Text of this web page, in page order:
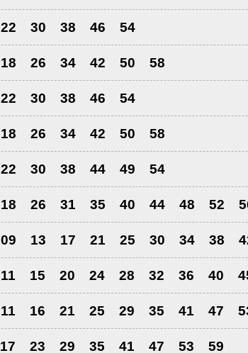
22 30 38 46 54
18 26 34 42 50 58
22 30 38 46 54
18 26 34 42 50 58
22 30 38 44 49 54
18 26 31 35 40 44 48 52
09 13 17 21 25 30 34 38
11 15 20 24 28 32 36 40
11 16 21 25 29 35 41 47
17 23 29 35 41 47 53 59